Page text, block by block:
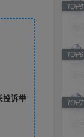
投诉举
TOP5
TOP6
TOP7